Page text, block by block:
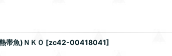
帯魚)ＮＫＯ [zc42-00418041]